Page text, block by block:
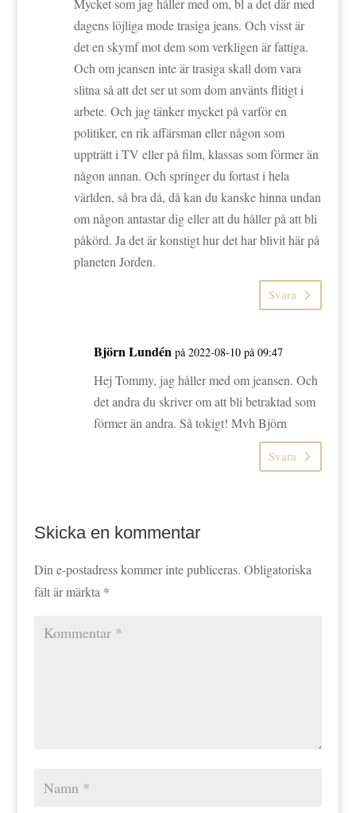
Mycket som jag håller med om, bl a det där med
dagens löjliga mode trasiga jeans. Och visst är
det en skymf mot dem som verkligen är fattiga.
Och om jeansen inte är trasiga skall dom vara
slitna så att det ser ut som dom använts flitigt i
arbete. Och jag tänker mycket på varför en
politiker, en rik affärsman eller någon som
uppträtt i TV eller på film, klassas som förmer än
någon annan. Och springer du fortast i hela
världen, så bra då, då kan du kanske hinna undan
om någon antastar dig eller att du håller på att bli
påkörd. Ja det är konstigt hur det har blivit här på
planeten Jorden.
Svara
Björn Lundén på 2022-08-10 på 09:47
Hej Tommy, jag håller med om jeansen. Och
det andra du skriver om att bli betraktad som
förmer än andra. Så tokigt! Mvh Björn
Svara
Skicka en kommentar
Din e-postadress kommer inte publiceras. Obligatoriska
fält är märkta *